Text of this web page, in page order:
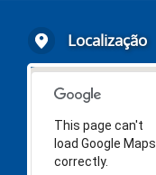
Localização
This page can't
load Google Maps
correctly.